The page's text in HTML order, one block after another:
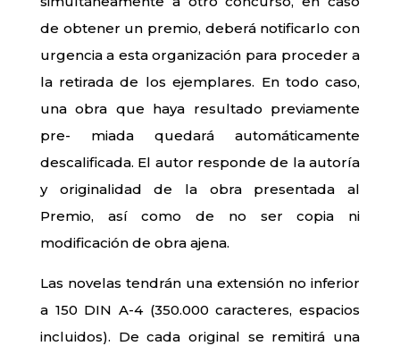
de obtener un premio, deberá notificarlo con
urgencia a esta organización para proceder a
la retirada de los ejemplares. En todo caso,
una obra que haya resultado previamente
pre- miada quedará automáticamente
descalificada. El autor responde de la autoría
y originalidad de la obra presentada al
Premio, así como de no ser copia ni
modificación de obra ajena.
Las novelas tendrán una extensión no inferior
a 150 DIN A-4 (350.000 caracteres, espacios
incluidos). De cada original se remitirá una